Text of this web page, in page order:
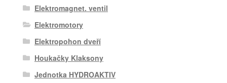
Elektromagnet. ventil
Elektromotory
Elektropohon dveří
Houkačky Klaksony
Jednotka HYDROAKTIV